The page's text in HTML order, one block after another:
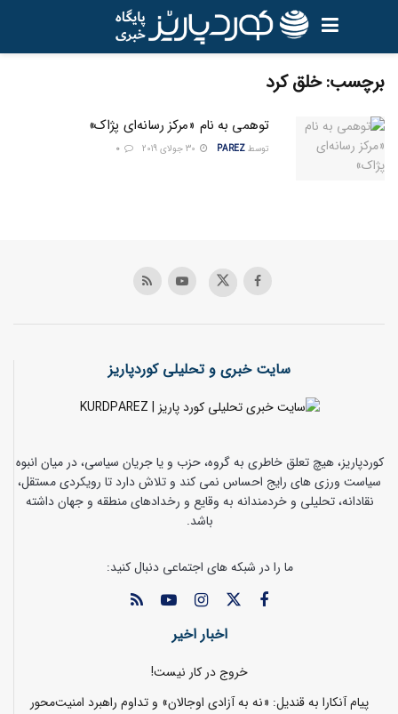
برچسب:خلق کرد
توهمی ‌به نام «مرکز رسانه‌ای پژاک»
توسط PAREZ
سایت خبری و تحلیلی کوردپاریز
کوردپاریز، هیچ تعلق خاطری به گروه، حزب و یا جریان سیاسی، در میان انبوه
سیاست ورزی های رایج احساس نمی کند و تلاش دارد تا رویکردی مستقل،
نقادانه، تحلیلی و خردمندانه به وقایع و رخدادهای منطقه و جهان داشته
باشد.
ما را در شبکه های اجتماعی دنبال کنید:
اخبار اخیر
خروج در کار نیست!
پیام آنکارا به قندیل: «نه به آزادی اوجالان» و تداوم راهبرد امنیت‌محور